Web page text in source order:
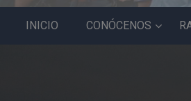
INICIO CONÓCENOS